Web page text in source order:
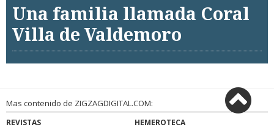
Una familia llamada Coral
Villa de Valdemoro
Mas contenido de ZIGZAGDIGITAL.COM:
REVISTAS HEMEROTECA